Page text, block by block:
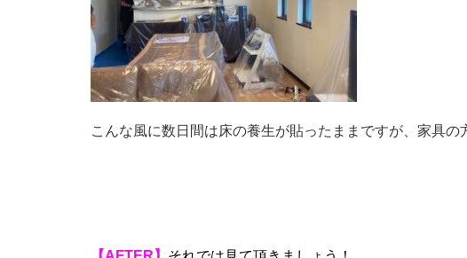
こんな風に数日間は床の養生が貼ったままですが、家具の